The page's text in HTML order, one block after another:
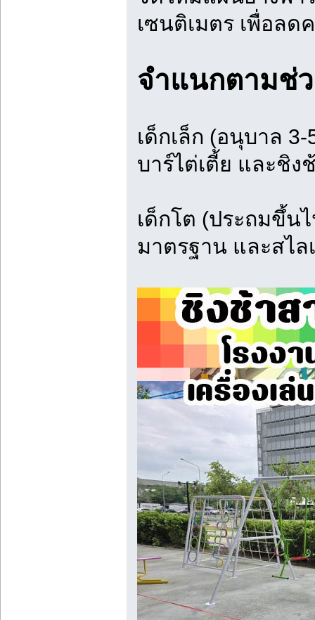
เซนติเมตร เพื่อลด
จำแนกตามช่
เด็กเล็ก (อนุบาล
บาร์ไต่เตี้ย และชิ
เด็กโต (ประถมขึ้น
มาตรฐาน และสไล